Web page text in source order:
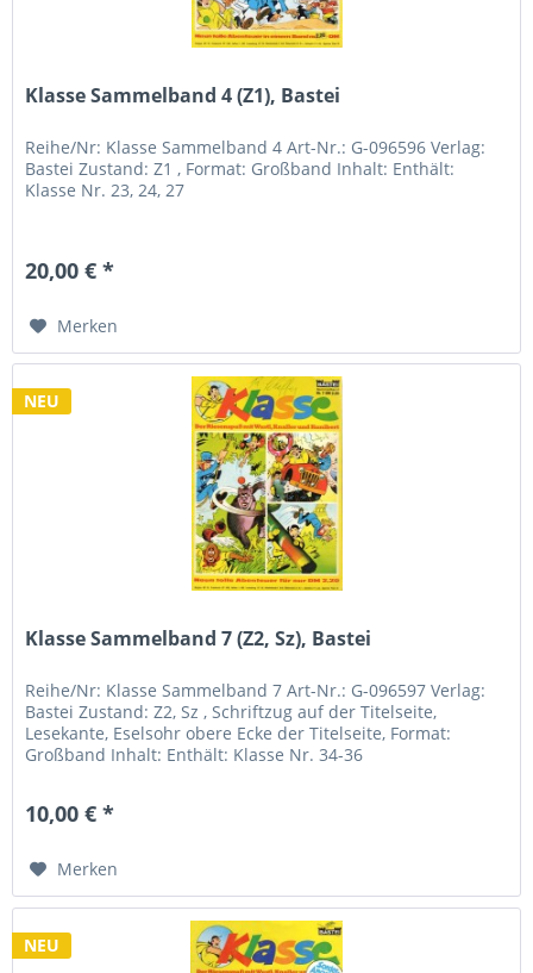
Klasse Sammelband 4 (Z1), Bastei
Reihe/Nr: Klasse Sammelband 4 Art-Nr.: G-096596 Verlag:
Bastei Zustand: Z1 , Format: Großband Inhalt: Enthält:
Klasse Nr. 23, 24, 27
20,00 € *
Merken
NEU
Klasse Sammelband 7 (Z2, Sz), Bastei
Reihe/Nr: Klasse Sammelband 7 Art-Nr.: G-096597 Verlag:
Bastei Zustand: Z2, Sz , Schriftzug auf der Titelseite,
Lesekante, Eselsohr obere Ecke der Titelseite, Format:
Großband Inhalt: Enthält: Klasse Nr. 34-36
10,00 € *
Merken
NEU